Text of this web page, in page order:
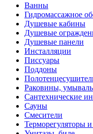
Ванны
Гидромассажное
Душевые кабины
Душевые
Душевые панели
Инсталляции
Писсуары
Поддоны
Раковины,
Сантехнические
Сауны
Смесители
Терморегуляторы